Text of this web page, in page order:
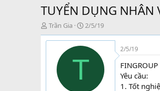
TUYỂN DỤNG NHÂN
T
h
r
Trần Gia
N
g
à
g
2/5/19
T
2/5/19
Yêu cầu:
1. Tốt